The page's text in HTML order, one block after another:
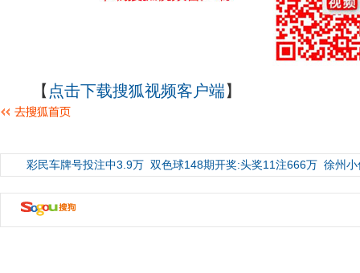
【 点击下载搜狐视频客户端】
彩民车牌号投注中3.9万 双色球148期开奖:头奖11注666万 徐州